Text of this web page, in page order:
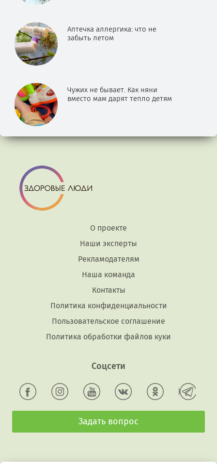
Аптечка аллергика: что не
забыть летом
Чужих не бывает. Как няни
вместо мам дарят тепло детям
О проекте
Наши эксперты
Рекламодателям
Наша команда
Контакты
Политика конфиденциальности
Пользовательское соглашение
Политика обработки файлов куки
Соцсети
Задать вопрос